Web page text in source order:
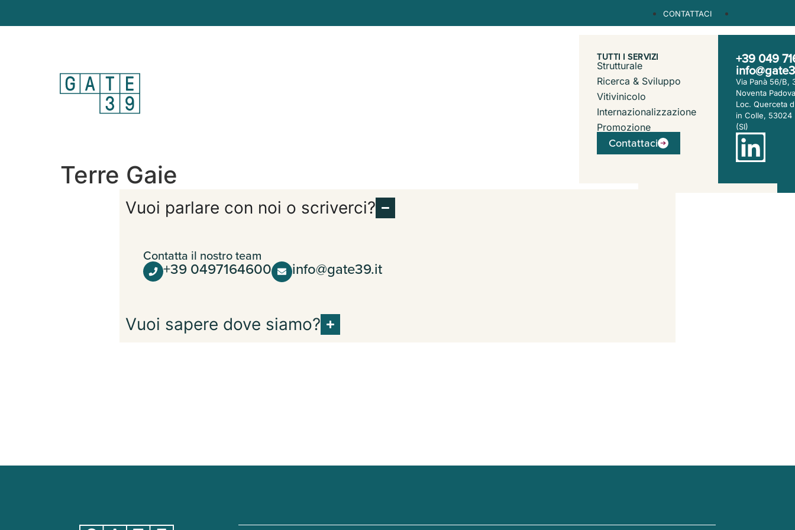
CONTATTACI
La nostra azienda
Il nostro team
Il nostro lavoro
Il nostro metodo
I nostri clienti
Lavora con noi
SERVIZI
TUTTI I SERVIZI
Strutturale
Ricerca & Sviluppo
Vitivinicolo
Internazionalizzazione
Promozione
Contattaci
+39 049
Via Panà 56/B,
Noventa
Loc. Querceta
in Colle, 53024
(SI)
CLIENTI
NEWS
Terre Gaie
Vuoi parlare con noi o scriverci?
Contatta il nostro team
+39 0497164600 info@gate39.it
Vuoi sapere dove siamo?